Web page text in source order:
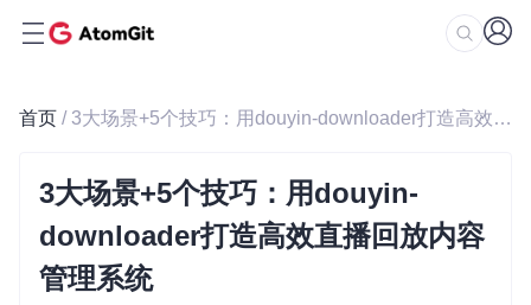
首页 / 3大场景+5个技巧：用douyin-downloader打造高效直播回放内容管理系统
3大场景+5个技巧：用douyin-
downloader打造高效直播回放内容
管理系统